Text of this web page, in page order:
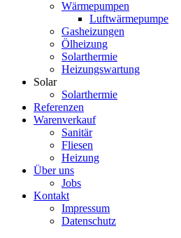
Wärmepumpen
Luftwärmepumpe
Gasheizungen
Ölheizung
Solarthermie
Heizungswartung
Solar
Solarthermie
Referenzen
Warenverkauf
Sanitär
Fliesen
Heizung
Über uns
Jobs
Kontakt
Impressum
Datenschutz